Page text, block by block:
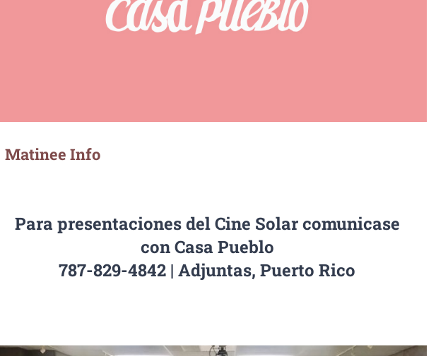
Matinee Info
Para presentaciones del Cine Solar comunicase
con Casa Pueblo
787-829-4842 | Adjuntas, Puerto Rico